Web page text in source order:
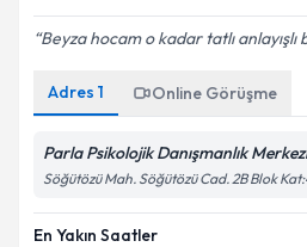
Beyza hocam o kadar tatlı anlayışlı
Adres 1 Online Görüşme
Parla Psikolojik Danışmanlık Merkezi
Söğütözü Mah. Söğütözü Cad. 2B Blok
En Yakın Saatler